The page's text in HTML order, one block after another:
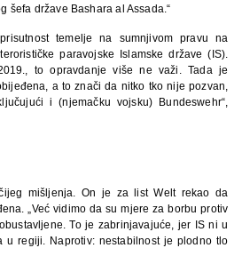
šefa države Bashara al Assada.“
temelje na sumnjivom pravu na
paravojske Islamske države (IS).
to opravdanje više ne važi. Tada je
a to znači da nitko tko nije pozvan,
i (njemačku vojsku) Bundeswehr“,
mišljenja. On je za list Welt rekao da
„Već vidimo da su mjere za borbu protiv
To je zabrinjavajuće, jer IS ni u
u regiji. Naprotiv: nestabilnost je plodno tlo